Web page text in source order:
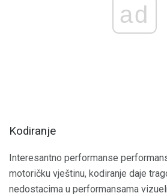
ad
Kodiranje
Interesantno performanse
motoričku vještinu, kodiranje daje
nedostacima u performansama